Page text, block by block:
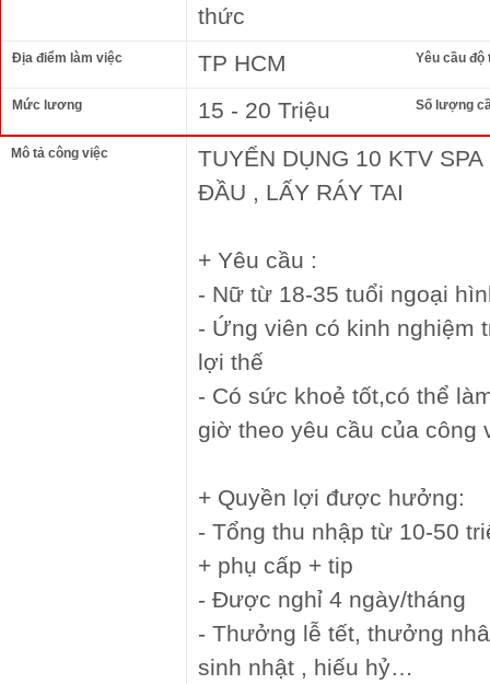
thức
Địa điểm làm việc TP HCM Yêu cầu độ
Mức lương 15 - 20 Triệu Số lượng
Mô tả công việc
TUYỂN DỤNG 10 KTV
ĐẦU , LẤY RÁY TAI
+ Yêu cầu :
- Nữ từ 18-35 tuổi ngoại
- Ứng viên có kinh nghiệm
lợi thế
- Có sức khoẻ tốt,có thể
giờ theo yêu cầu của công
+ Quyền lợi được hưởng:
- Tổng thu nhập từ 10-50
+ phụ cấp + tip
- Được nghỉ 4 ngày/tháng
- Thưởng lễ tết, thưởng
sinh nhật , hiếu hỷ…